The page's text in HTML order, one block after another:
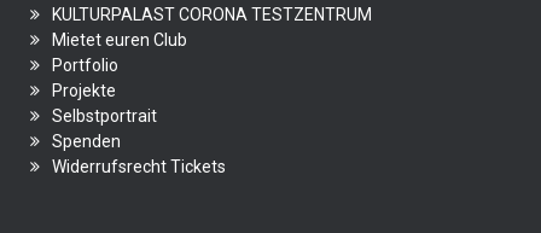
KULTURPALAST CORONA TESTZENTRUM
Mietet euren Club
Portfolio
Projekte
Selbstportrait
Spenden
Widerrufsrecht Tickets